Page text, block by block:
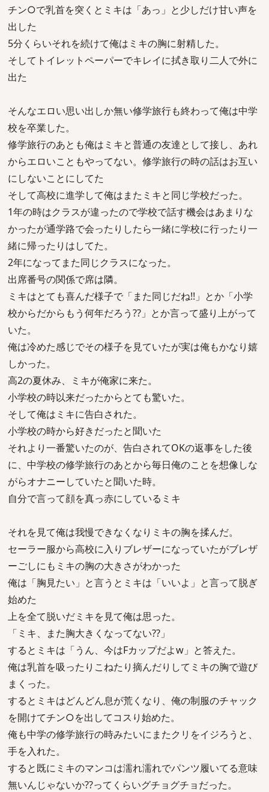
チン○で乳首を突くとミキは「あっ」と少しだけ甘い声を
出した
5分くらいそれを続けて俺はミキの胸に射精した。
そしてトイレットペーパーでキレイに拭き取り二人で外に
出た
そんなエロい思い出しか無い修学旅行も終わって俺は中学
校を卒業した。
修学旅行のあとも俺はミキと普通の友達として接し、あれ
からエロいこともやってない。修学旅行の時の話はお互い
にしないことにしてた
そして高校に進学して俺はまたミキと同じ学校だった。
1年の時はクラスが違ったので学校で話す機会はあまりな
かったが通学路で会ったりしたら一緒に学校に行ったり一
緒に帰ったりはしてた。
2年になってまた同じクラスになった。
出席番号の関係で席は隣。
ミキはとても喜んだ様子で「また同じだね!!」とか「小学
校からだからもう何年だろう??」とか言って盛り上がって
いた。
俺は冷めた感じでその様子を見ていたが実は俺もかなり嬉
しかった。
高2の夏休み、ミキが俺家に来た。
小学校の時以来だったからとても驚いた。
そして俺はミキに告白された。
小学校の時から好きだったと聞いた
それより一番驚いたのが、告白されてOKの返事をした後
に、中学校の修学旅行のあとから毎日俺のことを想像しな
がらオナニーしていたと聞いた時。
自分で言って顔を真っ赤にしているミキ
それを見て俺は我慢できなくなりミキの胸を揉んだ。
セーラー服から高校に入りブレザーになっていたがブレザ
ーごしにもミキの胸の大きさがわかった
俺は「胸見たい」と言うとミキは「いいよ」と言って脱ぎ
始めた
上を全て脱いだミキを見て俺は思った。
「ミキ、また胸大きくなってない??」
するとミキは「うん、今はFカップだよw」と答えた。
俺は乳首を吸ったりこねたり摘んだりしてミキの胸で遊び
まくった。
するとミキはどんどん息が荒くなり、俺の制服のチャック
を開けてチン○を出してコスり始めた。
俺も中学の修学旅行の時みたいにまたクリをイジろうと、
手を入れた。
すると既にミキのマンコは濡れ濡れでパンツ履いてる意味
無いんじゃないか??ってくらいグチョグチョだった。